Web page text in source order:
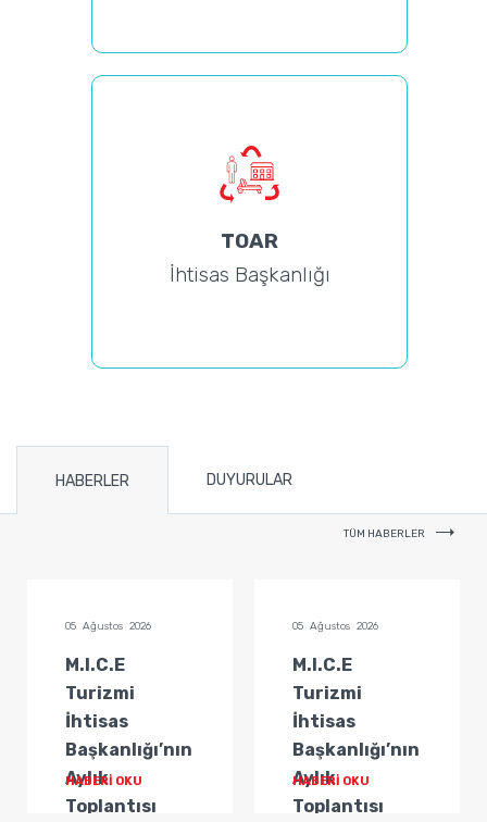
TOAR
İhtisas Başkanlığı
HABERLER DUYURULAR
TÜM HABERLER
05 Ağustos 2026
M.I.C.E
Turizmi
İhtisas
Başkanlığı’nın
Aylık
Toplantısı
HABERİ OKU
05 Ağustos 2026
M.I.C.E
Turizmi
İhtisas
Başkanlığı’nın
Aylık
Toplantısı
HABERİ OKU